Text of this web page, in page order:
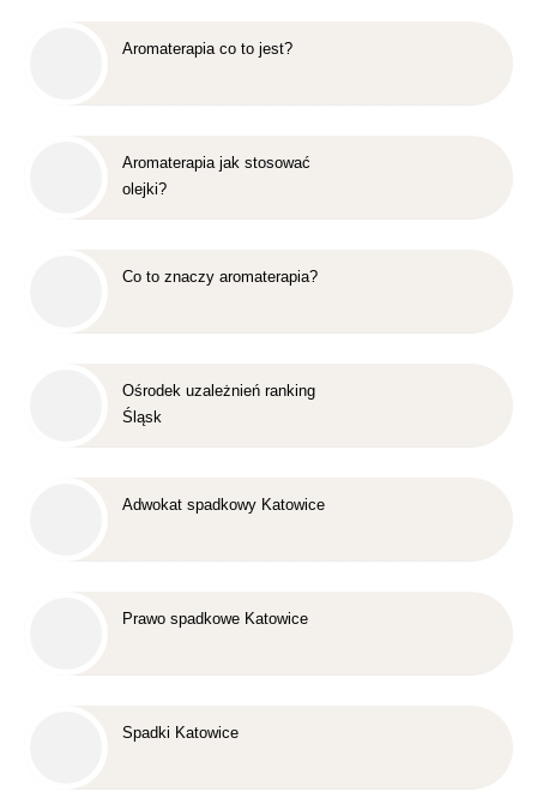
Aromaterapia co to jest?
Aromaterapia jak stosować
olejki?
Co to znaczy aromaterapia?
Ośrodek uzależnień ranking
Śląsk
Adwokat spadkowy Katowice
Prawo spadkowe Katowice
Spadki Katowice